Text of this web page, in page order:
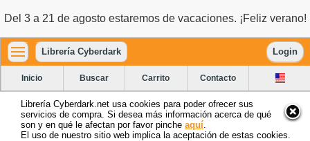
Del 3 a 21 de agosto estaremos de vacaciones. ¡Feliz verano!
Librería Cyberdark Login
Inicio Buscar Carrito Contacto
Librería Cyberdark.net usa cookies para poder ofrecer sus
servicios de compra. Si desea más información acerca de qué
son y en qué le afectan por favor pinche aquí
El uso de nuestro sitio web implica la aceptación de estas cookies.